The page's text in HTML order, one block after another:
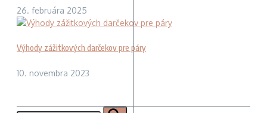
26. februára 2025
Výhody zážitkových darčekov pre páry
10. novembra 2023